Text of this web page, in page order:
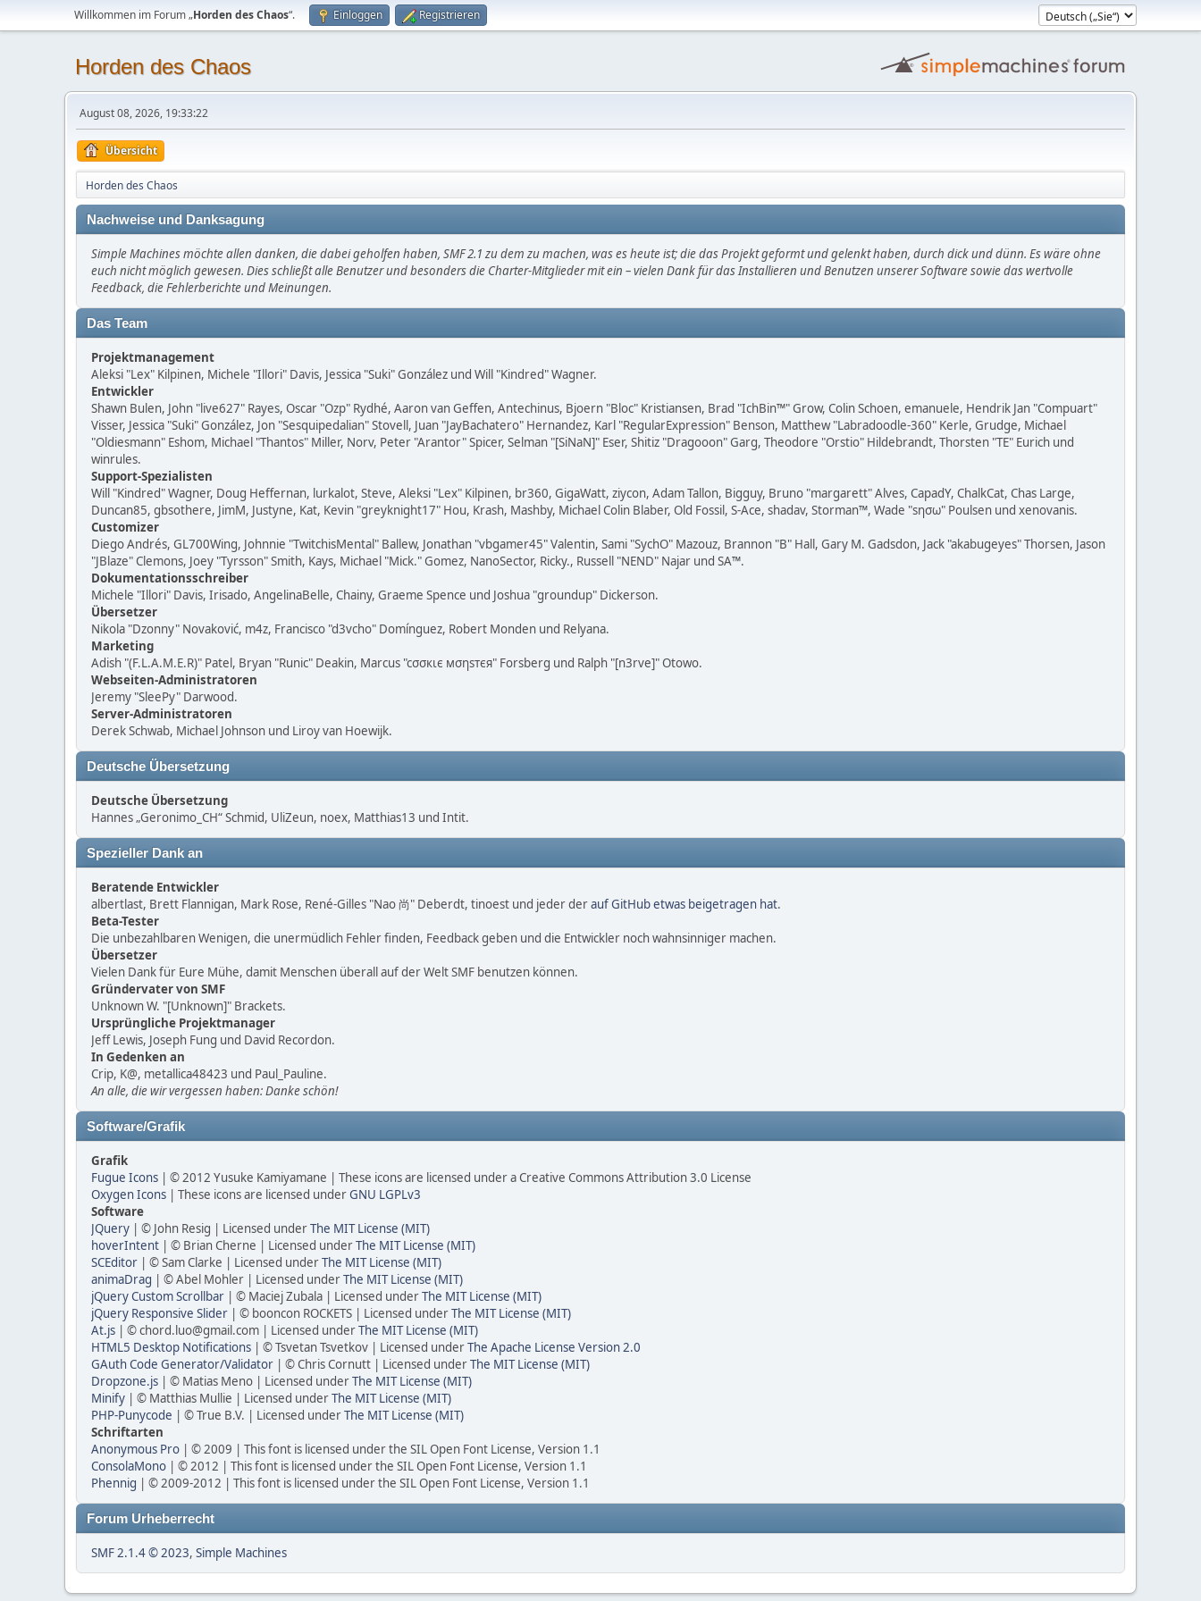
Willkommen im Forum „Horden des Chaos“. Einloggen Registrieren
Horden des Chaos
August 08, 2026, 19:33:22
Übersicht
Horden des Chaos
Nachweise und Danksagung
Simple Machines möchte allen danken, die dabei geholfen haben, SMF 2.1 zu dem zu machen, was es heute ist; die das Projekt geformt und gelenkt haben, durch dick und dünn. Es wäre ohne
euch nicht möglich gewesen. Dies schließt alle Benutzer und besonders die Charter-Mitglieder mit ein – vielen Dank für das Installieren und Benutzen unserer Software sowie das wertvolle
Feedback, die Fehlerberichte und Meinungen.
Das Team
Projektmanagement
Aleksi "Lex" Kilpinen, Michele "Illori" Davis, Jessica "Suki" González und Will "Kindred" Wagner.
Entwickler
Shawn Bulen, John "live627" Rayes, Oscar "Ozp" Rydhé, Aaron van Geffen, Antechinus, Bjoern "Bloc" Kristiansen, Brad "IchBin™" Grow, Colin Schoen, emanuele, Hendrik Jan "Compuart"
Visser, Jessica "Suki" González, Jon "Sesquipedalian" Stovell, Juan "JayBachatero" Hernandez, Karl "RegularExpression" Benson, Matthew "Labradoodle-360" Kerle, Grudge, Michael
"Oldiesmann" Eshom, Michael "Thantos" Miller, Norv, Peter "Arantor" Spicer, Selman "[SiNaN]" Eser, Shitiz "Dragooon" Garg, Theodore "Orstio" Hildebrandt, Thorsten "TE" Eurich und
winrules.
Support-Spezialisten
Will "Kindred" Wagner, Doug Heffernan, lurkalot, Steve, Aleksi "Lex" Kilpinen, br360, GigaWatt, ziycon, Adam Tallon, Bigguy, Bruno "margarett" Alves, CapadY, ChalkCat, Chas Large,
Duncan85, gbsothere, JimM, Justyne, Kat, Kevin "greyknight17" Hou, Krash, Mashby, Michael Colin Blaber, Old Fossil, S-Ace, shadav, Storman™, Wade "sησω" Poulsen und xenovanis.
Customizer
Diego Andrés, GL700Wing, Johnnie "TwitchisMental" Ballew, Jonathan "vbgamer45" Valentin, Sami "SychO" Mazouz, Brannon "B" Hall, Gary M. Gadsdon, Jack "akabugeyes" Thorsen, Jason
"JBlaze" Clemons, Joey "Tyrsson" Smith, Kays, Michael "Mick." Gomez, NanoSector, Ricky., Russell "NEND" Najar und SA™.
Dokumentationsschreiber
Michele "Illori" Davis, Irisado, AngelinaBelle, Chainy, Graeme Spence und Joshua "groundup" Dickerson.
Übersetzer
Nikola "Dzonny" Novaković, m4z, Francisco "d3vcho" Domínguez, Robert Monden und Relyana.
Marketing
Adish "(F.L.A.M.E.R)" Patel, Bryan "Runic" Deakin, Marcus "cσσкιє мσηѕтєя" Forsberg und Ralph "[n3rve]" Otowo.
Webseiten-Administratoren
Jeremy "SleePy" Darwood.
Server-Administratoren
Derek Schwab, Michael Johnson und Liroy van Hoewijk.
Deutsche Übersetzung
Deutsche Übersetzung
Hannes „Geronimo_CH“ Schmid, UliZeun, noex, Matthias13 und Intit.
Spezieller Dank an
Beratende Entwickler
albertlast, Brett Flannigan, Mark Rose, René-Gilles "Nao 尚" Deberdt, tinoest und jeder derauf GitHub etwas beigetragen hat.
Beta-Tester
Die unbezahlbaren Wenigen, die unermüdlich Fehler finden, Feedback geben und die Entwickler noch wahnsinniger machen.
Übersetzer
Vielen Dank für Eure Mühe, damit Menschen überall auf der Welt SMF benutzen können.
Gründervater von SMF
Unknown W. "[Unknown]" Brackets.
Ursprüngliche Projektmanager
Jeff Lewis, Joseph Fung und David Recordon.
In Gedenken an
Crip, K@, metallica48423 und Paul_Pauline.
An alle, die wir vergessen haben: Danke schön!
Software/Grafik
Grafik
Fugue Icons | © 2012 Yusuke Kamiyamane | These icons are licensed under a Creative Commons Attribution 3.0 License
Oxygen Icons | These icons are licensed underGNU LGPLv3
Software
JQuery | © John Resig | Licensed underThe MIT License (MIT)
hoverIntent | © Brian Cherne | Licensed underThe MIT License (MIT)
SCEditor | © Sam Clarke | Licensed underThe MIT License (MIT)
animaDrag | © Abel Mohler | Licensed underThe MIT License (MIT)
jQuery Custom Scrollbar | © Maciej Zubala | Licensed underThe MIT License (MIT)
jQuery Responsive Slider | © booncon ROCKETS | Licensed underThe MIT License (MIT)
At.js | © chord.luo@gmail.com | Licensed underThe MIT License (MIT)
HTML5 Desktop Notifications | © Tsvetan Tsvetkov | Licensed underThe Apache License Version 2.0
GAuth Code Generator/Validator | © Chris Cornutt | Licensed underThe MIT License (MIT)
Dropzone.js | © Matias Meno | Licensed underThe MIT License (MIT)
Minify | © Matthias Mullie | Licensed underThe MIT License (MIT)
PHP-Punycode | © True B.V. | Licensed underThe MIT License (MIT)
Schriftarten
Anonymous Pro | © 2009 | This font is licensed under the SIL Open Font License, Version 1.1
ConsolaMono | © 2012 | This font is licensed under the SIL Open Font License, Version 1.1
Phennig | © 2009-2012 | This font is licensed under the SIL Open Font License, Version 1.1
Forum Urheberrecht
SMF 2.1.4 © 2023, Simple Machines